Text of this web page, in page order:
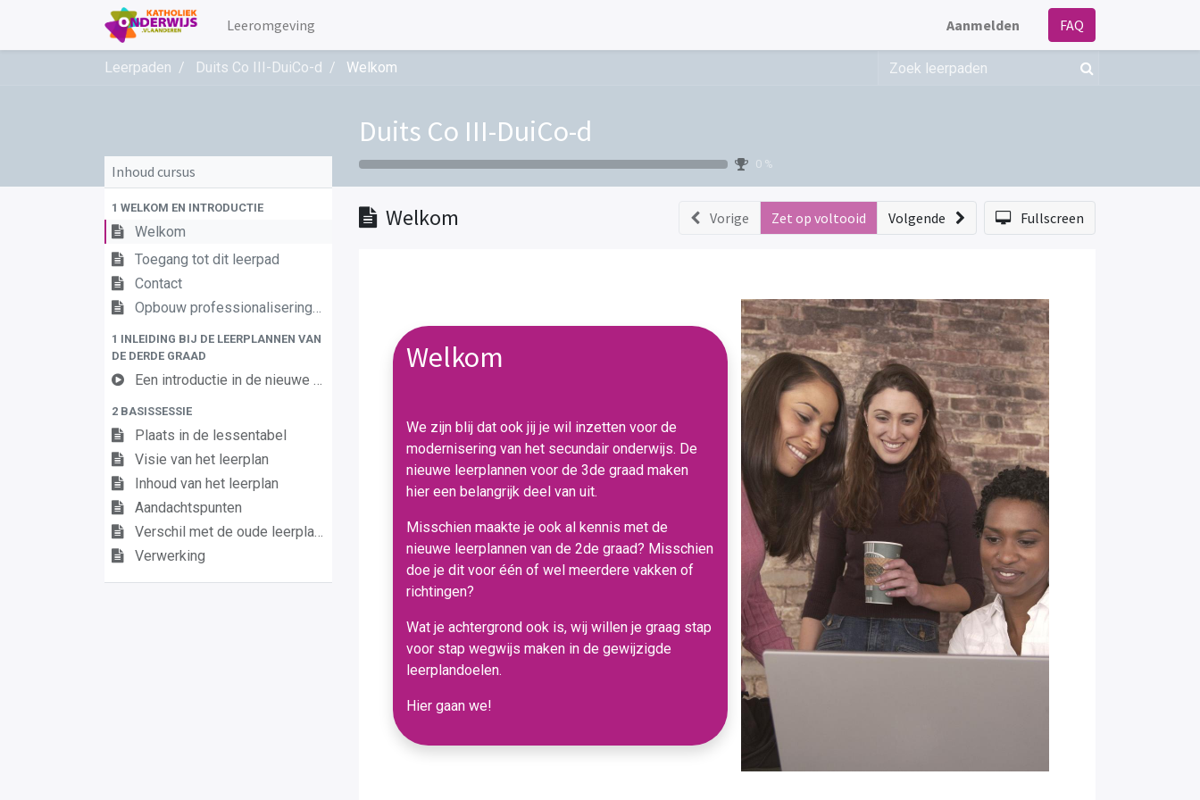
Leeromgeving Aanmelden FAQ
Leerpaden Duits Co III-DuiCo-d Welkom
Duits Co III-DuiCo-d
0 %
Inhoud cursus
1 WELKOM EN INTRODUCTIE
Welkom
Toegang tot dit leerpad
Contact
Opbouw professionaliseringstraject
1 INLEIDING BIJ DE LEERPLANNEN VAN
DE DERDE GRAAD
Een introductie in de nieuwe leerplannen van de derde graad
2 BASISSESSIE
Plaats in de lessentabel
Visie van het leerplan
Inhoud van het leerplan
Aandachtspunten
Verschil met de oude leerplannen
Verwerking
Welkom Vorige Zet op voltooid Volgende Fullscreen
Welkom
We zijn blij dat ook jij je wil inzetten voor de
modernisering van het secundair onderwijs. De
nieuwe leerplannen voor de 3de graad maken
hier een belangrijk deel van uit.
Misschien maakte je ook al kennis met de
nieuwe leerplannen van de 2de graad? Misschien
doe je dit voor één of wel meerdere vakken of
richtingen?
Wat je achtergrond ook is, wij willen je graag stap
voor stap wegwijs maken in de gewijzigde
leerplandoelen.
Hier gaan we!